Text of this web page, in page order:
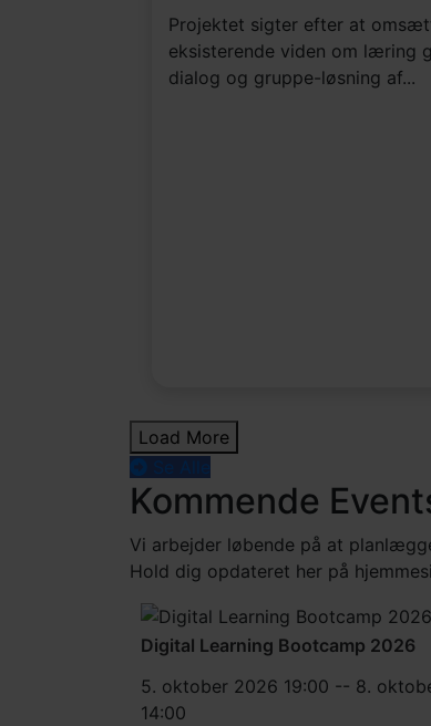
Projektet sigter efter at
eksisterende viden om læring
dialog og gruppe-løsning af...
Load More
Se Alle
Kommende
Vi arbejder løbende på at
Hold dig opdateret her på
Digital Learning Bootcamp 2026
5. oktober 2026 19:00 -- 8.
14:00